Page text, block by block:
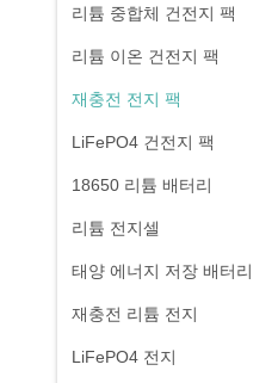
리튬 중합체 건전지 팩
리튬 이온 건전지 팩
재충전 전지 팩
LiFePO4 건전지 팩
18650 리튬 배터리
리튬 전지셀
태양 에너지 저장 배터리
재충전 리튬 전지
LiFePO4 전지